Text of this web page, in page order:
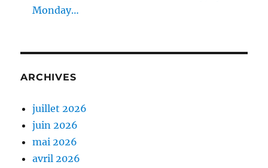
Monday…
ARCHIVES
juillet 2026
juin 2026
mai 2026
avril 2026